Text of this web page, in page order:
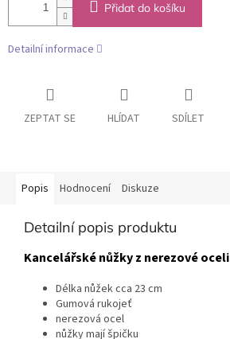
Přidat do košíku
Detailní informace
ZEPTAT SE HLÍDAT SDÍLET
Popis Hodnocení Diskuze
Detailní popis produktu
Kancelářské nůžky z nerezové oceli
Délka nůžek cca 23 cm
Gumová rukojeť
nerezová ocel
nůžky mají špičku